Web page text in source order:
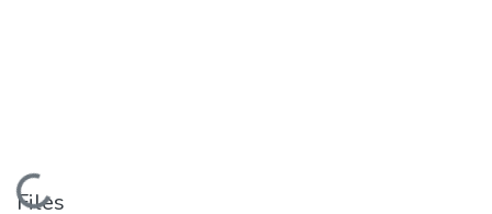
Loading...
Files